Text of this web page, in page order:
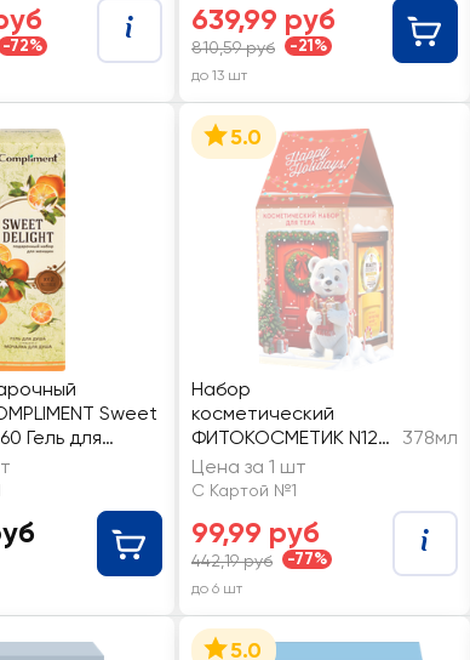
-72%
639,99 руб
810,59 руб -21%
до 13 шт
Sweet
Гель для
5.0
Набор
косметический
ФИТОКОСМЕТИК N122
Happy Holiday Beauty
Desserts Суфле,
378мл
Цена за 1 шт
С Картой №1
99,99 руб
442,19 руб -77%
до 6 шт
5.0